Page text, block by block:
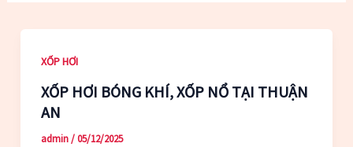
XỐP HƠI
XỐP HƠI BÓNG KHÍ, XỐP NỔ TẠI THUẬN
AN
admin/05/12/2025